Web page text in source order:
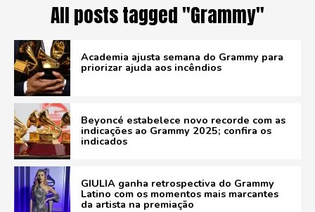
All posts tagged "Grammy"
Academia ajusta semana do Grammy para
priorizar ajuda aos incêndios
Beyoncé estabelece novo recorde com as
indicações ao Grammy 2025; confira os
indicados
GIULIA ganha retrospectiva do Grammy
Latino com os momentos mais marcantes
da artista na premiação